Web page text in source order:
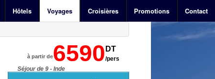
Hôtels Voyages Croisières Promotions Contact
à partir de6590 DT
/pers
Séjour de 9 - Inde